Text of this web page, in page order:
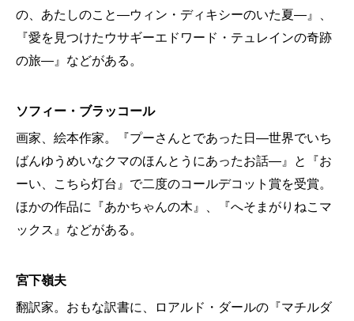
の、あたしのこと―ウィン・ディキシーのいた夏―』、
『愛を見つけたウサギーエドワード・テュレインの奇跡
の旅―』などがある。
ソフィー・ブラッコール
画家、絵本作家。『プーさんとであった日―世界でいち
ばんゆうめいなクマのほんとうにあったお話―』と『お
ーい、こちら灯台』で二度のコールデコット賞を受賞。
ほかの作品に『あかちゃんの木』、『へそまがりねこマ
ックス』などがある。
宮下嶺夫
翻訳家。おもな訳書に、ロアルド・ダールの『マチルダ